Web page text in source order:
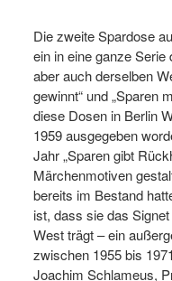
Die zweite Spardose
ein in eine ganze
aber auch derselben
gewinnt“ und „Sparen
diese Dosen in Berlin
1959 ausgegeben
Jahr „Sparen gibt
Märchenmotiven
bereits im Bestand
ist, dass sie das
West trägt – ein
zwischen 1955 bis
Joachim Schlameus,